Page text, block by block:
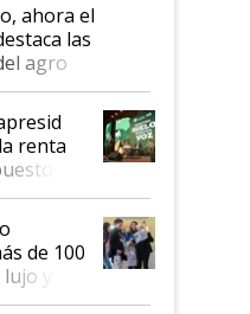
ahora el
las
agro
"Los veo
renta
50
de 100
y